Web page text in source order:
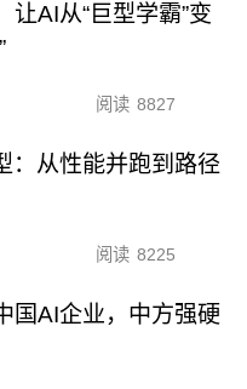
让AI从“巨型学霸”变
阅读 8827
：从性能并跑到路径
阅读 8225
国AI企业，中方强硬